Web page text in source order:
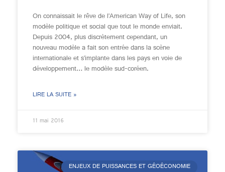
On connaissait le rêve de l’American Way of Life, son
modèle politique et social que tout le monde enviait.
Depuis 2004, plus discrètement cependant, un
nouveau modèle a fait son entrée dans la scène
internationale et s’implante dans les pays en voie de
développement… le modèle sud-coréen.
LIRE LA SUITE »
11 mai 2016
ENJEUX DE PUISSANCES ET GÉOÉCONOMIE